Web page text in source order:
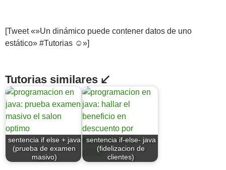
[Tweet «»Un dinámico puede contener datos de uno
estático» #Tutorias ☺»]
Tutorias similares ↙
sentencia if else + java
(prueba de examen
masivo)
sentencia if-else- java
(fidelizacion de
clientes)